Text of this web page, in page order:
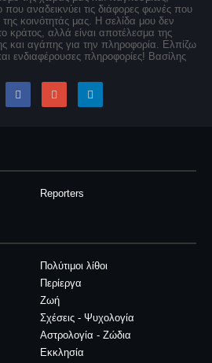
που αναδεικνύει τις διάφορες φωνές που
κοινότητάς μας. Η σελίδα μου δεν
κράτος, αλλά είναι αποτέλεσμα της
και αγάπης για την πληροφορία. Ελπίζω
ενδιαφέρουσες πληροφορίες! Βασίλης
Reporters
Πολύτιμοι λίθοι
Περίεργα
Ζωή
Σχέσεις - Ψυχολογία
Αστρολογία - Ζώδια
Εκκλησία